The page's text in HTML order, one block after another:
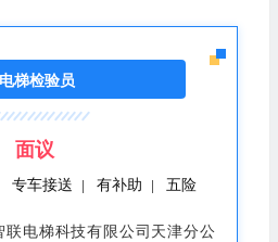
重机械检验检测流程及方法； 6.
福利： 薪资：无责底薪+绩效奖
奖 福利：五险、节日福利、生日
假； 隐形福利：透明化晋升通
电梯检验员
面议
专车接送 | 有补助 | 五险
联电梯科技有限公司天津分公